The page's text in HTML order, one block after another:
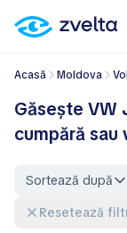
Acasă Moldova
Găsește
cumpără
Sortează după
Resetează